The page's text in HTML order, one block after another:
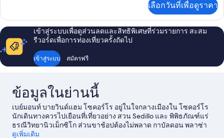
Room
Non-
Smoking
เกี่ยว
กับ
1
King
Bed
Deluxe
Smoking
เลือกวันที่เพื่อดูราคา
เข้าสู่ระบบเพื่อดูส่วนลดและสิทธิพิเศษที่ร่วมรายการ สะสม
รีวอร์ดเพื่อการท่องเที่ยวครั้งถัดไป
เข้าสู่ระบบ สมัครฟรี
ข้อมูลในย่านนี้
เบย์มอนท์ บายวินด์แฮม โซคอร์โร อยู่ในใจกลางเมืองใน โซคอร์โร
นักเดินทางควรไปเยือนที่เที่ยวอย่าง สวน Sedillo และ พิพิธภัณฑ์แร่
ธรณีวิทยานิวเม็กซิโก ส่วนขาช้อปต้องไม่พลาด กาบัลดอน พลาซ่า
และ เอล คามิโน สแควร์
ดูเพิ่มเติม